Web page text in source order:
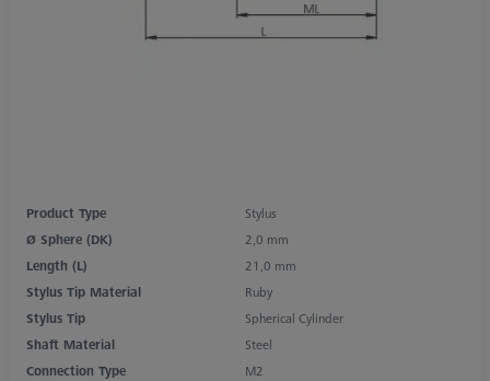
Product Type
Stylus
Ø Sphere (DK)
2,0 mm
Length (L)
21,0 mm
Stylus Tip Material
Ruby
Stylus Tip
Spherical Cylinder
Shaft Material
Steel
Connection Type
M2